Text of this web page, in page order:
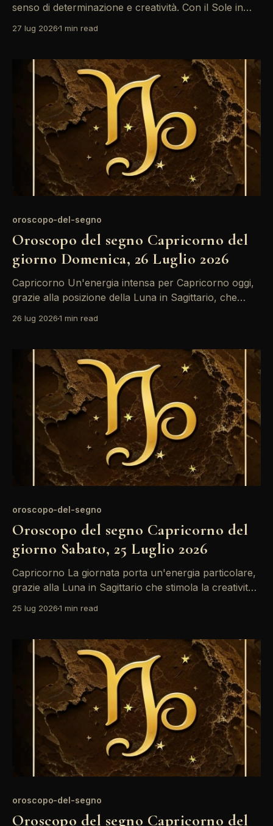
senso di determinazione e creatività. Con il Sole in
esprimere le proprie idee e progetti. Non lasciarti
situazione con pragmatismo sarà la chiave del
successo.
27 lug 20261 min read
oroscopo-del-segno
Oroscopo del segno Capricorno del
giorno Domenica, 26 Luglio 2026
Capricorno Un'energia intensa per Capricorno oggi,
grazie alla posizione della Luna in Sagittario, che
Tuttavia, l'opposizione tra Sole e Mercurio potrebbe
di riflettere prima di parlare. L'atmosfera di
26 lug 20261 min read
oroscopo-del-segno
Oroscopo del segno Capricorno del
giorno Sabato, 25 Luglio 2026
Capricorno La giornata porta un'energia particolare,
grazie alla Luna in Sagittario che stimola la creatività.
attento a non trascurare gli impegni di lavoro. La
sulle tue responsabilità. Le influenze planetarie di
25 lug 20261 min read
oroscopo-del-segno
Oroscopo del segno Capricorno del